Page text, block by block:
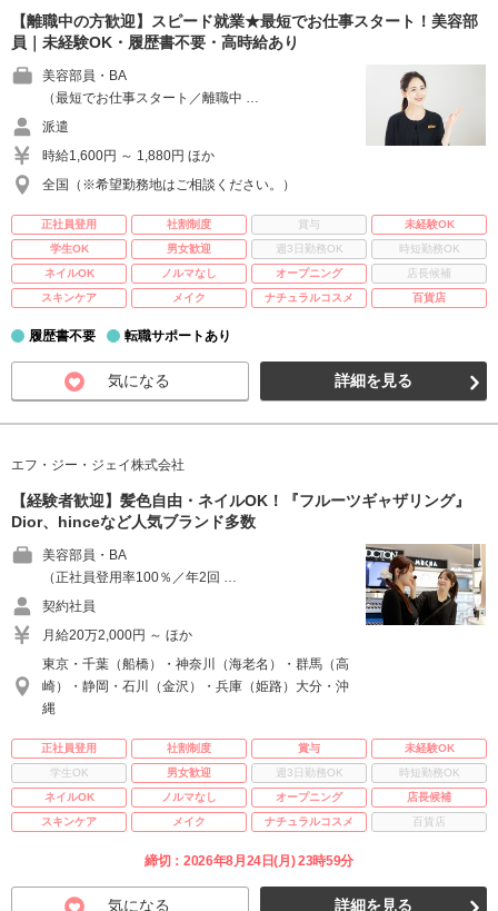
【離職中の方歓迎】スピード就業★最短でお仕事スタート！美容部
員｜未経験OK・履歴書不要・高時給あり
美容部員・BA
（最短でお仕事スタート／離職中 …
派遣
時給1,600円 ～ 1,880円 ほか
全国（※希望勤務地はご相談ください。）
正社員登用 社割制度 賞与
未経験OK
学生OK
男女歓迎 週3日勤務OK
時短勤務OK
ネイルOK
ノルマなし オープニング
店長候補
スキンケア
メイク ナチュラルコスメ 百貨店
履歴書不要 転職サポートあり
気になる 詳細を見る
エフ・ジー・ジェイ株式会社
【経験者歓迎】髪色自由・ネイルOK！『フルーツギャザリング』
Dior、hinceなど人気ブランド多数
美容部員・BA
（正社員登用率100％／年2回 …
契約社員
月給20万2,000円 ～ ほか
東京・千葉（船橋）・神奈川（海老名）・群馬（高
崎）・静岡・石川（金沢）・兵庫（姫路）大分・沖
縄
正社員登用 社割制度 賞与
未経験OK
学生OK
男女歓迎 週3日勤務OK
時短勤務OK
ネイルOK
ノルマなし オープニング
店長候補
スキンケア
メイク ナチュラルコスメ 百貨店
締切：2026年8月24日(月) 23時59分
気になる 詳細を見る